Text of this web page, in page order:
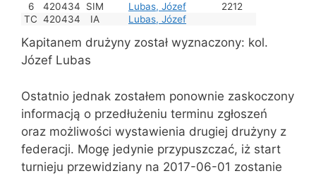
6
420434 SIM Lubas, Józef
2212
TC 420434 IA Lubas, Józef
Kapitanem drużyny został wyznaczony: kol.
Józef Lubas
Ostatnio jednak zostałem ponownie zaskoczony
informacją o przedłużeniu terminu zgłoszeń
oraz możliwości wystawienia drugiej drużyny z
federacji. Mogę jedynie przypuszczać, iż start
turnieju przewidziany na 2017-06-01 zostanie